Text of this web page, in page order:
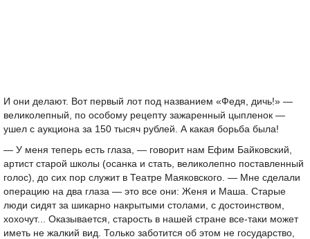
И они делают. Вот первый лот под названием «Федя, дичь!» —
великолепный, по особому рецепту зажаренный цыпленок —
ушел с аукциона за 150 тысяч рублей. А какая борьба была!
— У меня теперь есть глаза, — говорит нам Ефим Байковский,
артист старой школы (осанка и стать, великолепно поставленный
голос), до сих пор служит в Театре Маяковского. — Мне сделали
операцию на два глаза — это все они: Женя и Маша. Старые
люди сидят за шикарно накрытыми столами, с достоинством,
хохочут... Оказывается, старость в нашей стране все-таки может
иметь не жалкий вид. Только заботится об этом не государство,